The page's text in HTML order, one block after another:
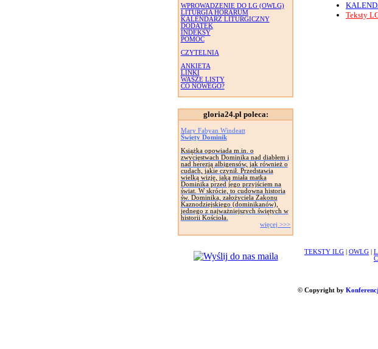
WPROWADZENIE DO LG (OWLG)
LITURGIA HORARUM
KALENDARZ LITURGICZNY
DODATEK
INDEKSY
POMOC
CZYTELNIA
ANKIETA
LINKI
WASZE LISTY
CO NOWEGO?
gloria24.pl poleca:
Mary Fabyan Windeatt
Święty Dominik
Książka opowiada m.in. o
zwycięstwach Dominika nad diabłem i
nad herezją albigensów, jak również o
cudach, jakie czynił. Przedstawia
wielką wizję, jaką miała matka
Dominika przed jego przyjściem na
świat. W skrócie, to cudowna historia
św. Dominika, założyciela Zakonu
Kaznodziejskiego (dominikanów),
jednego z najważniejszych świętych w
historii Kościoła.
więcej >>>
Teksty
TEKSTY ILG
OWLG
© Copyright by